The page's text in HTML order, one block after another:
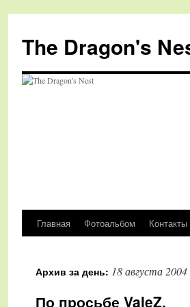
The Dragon's
Перейти
содержимому
Главная Фотоальбом Контакты
Архив за день: 18 августа 2004
По просьбе ValeZ.